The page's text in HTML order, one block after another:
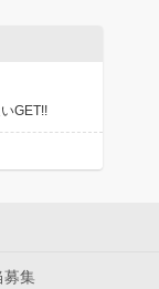
GET!!
募集